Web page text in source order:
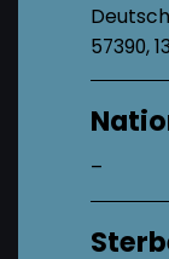
57390,
–